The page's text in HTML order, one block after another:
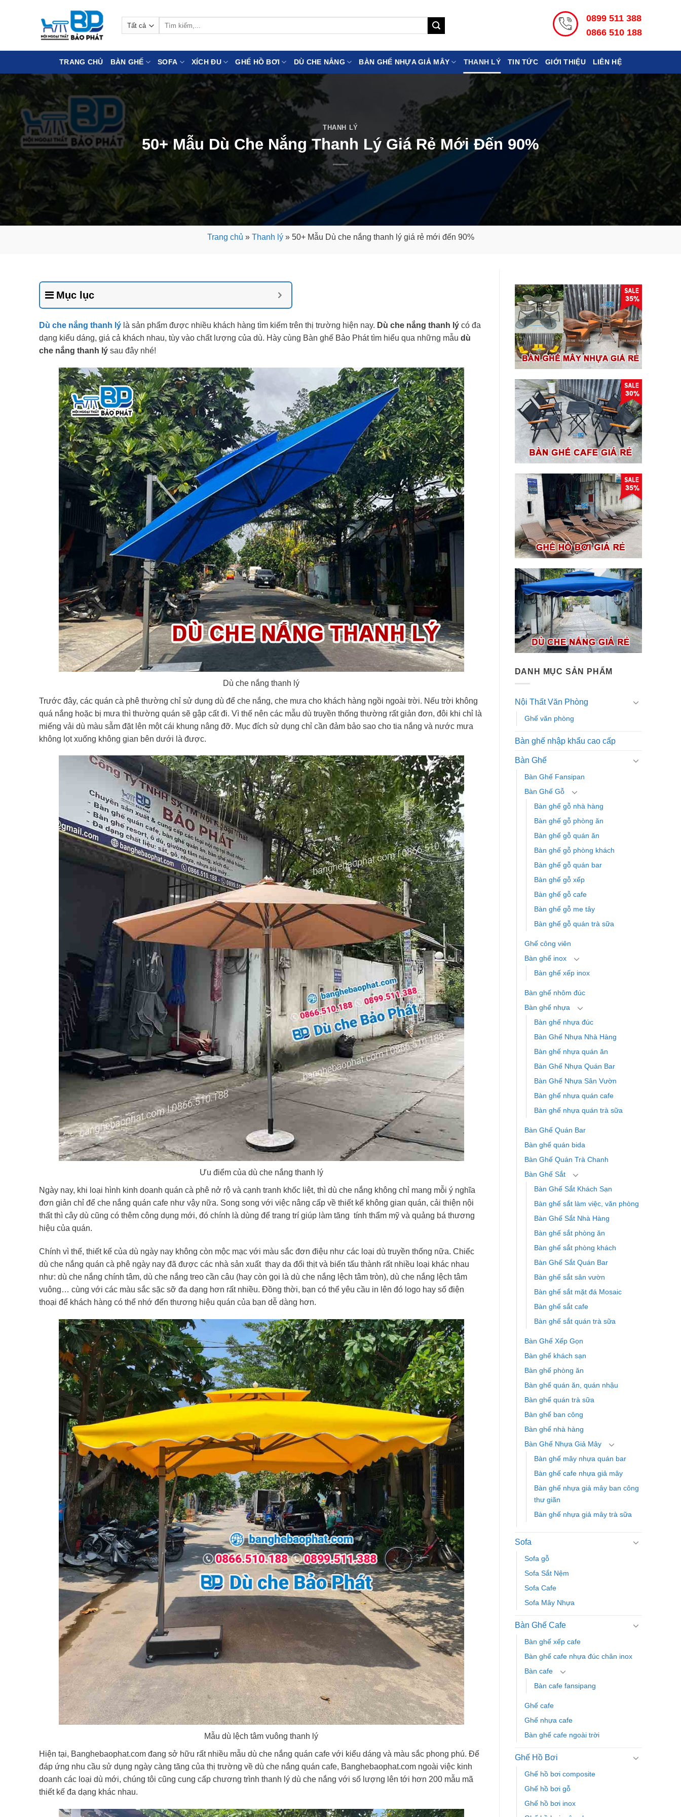
0899 511 388
0866 510 188
TRANG CHỦ BÀN GHẾ SOFA XÍCH ĐU GHẾ HỒ BƠI DÙ CHE NẮNG BÀN GHẾ NHỰA GIẢ MÂY THANH LÝ TIN TỨC GIỚI THIỆU LIÊN HỆ
THANH LÝ
50+ Mẫu Dù Che Nắng Thanh Lý Giá Rẻ Mới Đến 90%
Trang chủ » Thanh lý» 50+ Mẫu Dù che nắng thanh lý giá rẻ mới đến 90%
Mục lục
Dù che nắng thanh lý là sản phẩm được nhiều khách hàng tìm kiếm trên thị trường hiện nay. Dù che nắng thanh lý có đa
dạng kiểu dáng, giá cả khách nhau, tùy vào chất lượng của dù. Hày cùng Bàn ghế Bảo Phát tìm hiểu qua những mẫu dù
che nắng thanh lý sau đây nhé!
Dù che nắng thanh lý
Trước đây, các quán cà phê thường chỉ sử dụng dù để che nắng, che mưa cho khách hàng ngồi ngoài trời. Nếu trời không
quá nắng hoặc bị mưa thì thường quán sẽ gập cất đi. Vì thế nên các mẫu dù truyền thống thường rất giản đơn, đôi khi chỉ là
miếng vải dù màu sẫm đặt lên một cái khung nâng đỡ. Mục đích sử dụng chỉ cần đảm bảo sao cho tia nắng và nước mưa
không lọt xuống không gian bên dưới là được.
Ưu điểm của dù che nắng thanh lý
Ngày nay, khi loại hình kinh doanh quán cà phê nở rộ và cạnh tranh khốc liệt, thì dù che nắng không chỉ mang mỗi ý nghĩa
đơn giản chỉ để che nắng quán cafe như vậy nữa. Song song với việc nâng cấp về thiết kế không gian quán, cải thiện nội
thất thì cây dù cũng có thêm công dụng mới, đó chính là dùng để trang trí giúp làm tăng tính thẩm mỹ và quảng bá thương
hiệu của quán.
Chính vì thế, thiết kế của dù ngày nay không còn mộc mạc với màu sắc đơn điệu như các loại dù truyền thống nữa. Chiếc
dù che nắng quán cà phê ngày nay đã được các nhà sản xuất thay da đổi thịt và biến tấu thành rất nhiều loại khác nhau
như: dù che nắng chính tâm, dù che nắng treo cần câu (hay còn gọi là dù che nắng lệch tâm tròn), dù che nắng lệch tâm
vuông… cùng với các màu sắc sặc sỡ đa dạng hơn rất nhiều. Đồng thời, bạn có thể yêu cầu in lên đó logo hay số điện
thoại để khách hàng có thể nhớ đến thương hiệu quán của bạn dễ dàng hơn.
Mẫu dù lệch tâm vuông thanh lý
Hiện tại, Banghebaophat.com đang sở hữu rất nhiều mẫu dù che nắng quán cafe với kiểu dáng và màu sắc phong phú. Để
đáp ứng nhu cầu sử dụng ngày càng tăng của thị trường về dù che nắng quán cafe, Banghebaophat.com ngoài việc kinh
doanh các loại dù mới, chúng tôi cũng cung cấp chương trình thanh lý dù che nắng với số lượng lên tới hơn 200 mẫu mã
thiết kế đa dạng khác nhau.
DANH MỤC SẢN PHẨM
Nội Thất Văn Phòng
Ghế văn phòng
Bàn ghế nhập khẩu cao cấp
Bàn Ghế
Bàn Ghế Fansipan
Bàn Ghế Gỗ
Bàn ghế gỗ nhà hàng
Bàn ghế gỗ phòng ăn
Bàn ghế gỗ quán ăn
Bàn ghế gỗ phòng khách
Bàn ghế gỗ quán bar
Bàn ghế gỗ xếp
Bàn ghế gỗ cafe
Bàn ghế gỗ me tây
Bàn ghế gỗ quán trà sữa
Ghế công viên
Bàn ghế inox
Bàn ghế xếp inox
Bàn ghế nhôm đúc
Bàn ghế nhựa
Bàn ghế nhựa đúc
Bàn Ghế Nhựa Nhà Hàng
Bàn ghế nhựa quán ăn
Bàn Ghế Nhựa Quán Bar
Bàn Ghế Nhựa Sân Vườn
Bàn ghế nhựa quán cafe
Bàn ghế nhựa quán trà sữa
Bàn Ghế Quán Bar
Bàn ghế quán bida
Bàn Ghế Quán Trà Chanh
Bàn Ghế Sắt
Bàn Ghế Sắt Khách Sạn
Bàn ghế sắt làm việc, văn phòng
Bàn Ghế Sắt Nhà Hàng
Bàn ghế sắt phòng ăn
Bàn ghế sắt phòng khách
Bàn Ghế Sắt Quán Bar
Bàn ghế sắt sân vườn
Bàn ghế sắt mặt đá Mosaic
Bàn ghế sắt cafe
Bàn ghế sắt quán trà sữa
Bàn Ghế Xếp Gọn
Bàn ghế khách sạn
Bàn ghế phòng ăn
Bàn ghế quán ăn, quán nhậu
Bàn ghế quán trà sữa
Bàn ghế ban công
Bàn ghế nhà hàng
Bàn Ghế Nhựa Giả Mây
Bàn ghế mây nhựa quán bar
Bàn ghế cafe nhựa giả mây
Bàn ghế nhựa giả mây ban công
thư giãn
Bàn ghế nhựa giả mây trà sữa
Sofa
Sofa gỗ
Sofa Sắt Nệm
Sofa Cafe
Sofa Mây Nhựa
Bàn Ghế Cafe
Bàn ghế xếp cafe
Bàn ghế cafe nhựa đúc chân inox
Bàn cafe
Bàn cafe fansipang
Ghế cafe
Ghế nhựa cafe
Bàn ghế cafe ngoài trời
Ghế Hồ Bơi
Ghế hồ bơi composite
Ghế hồ bơi gỗ
Ghế hồ bơi inox